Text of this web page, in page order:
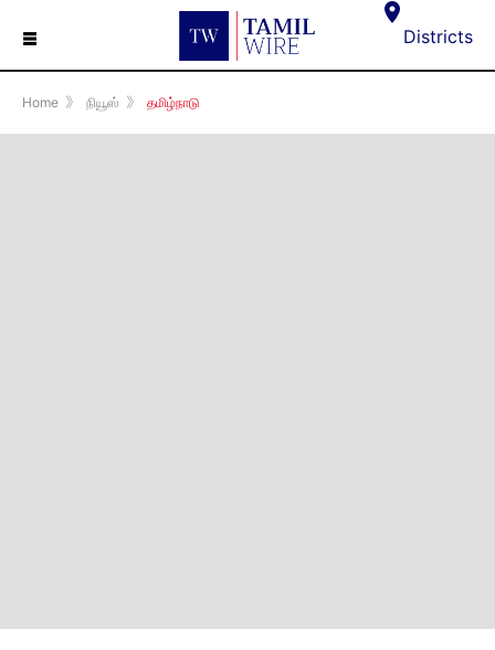
☰ Districts
Home 》 நியூஸ் 》 தமிழ்நாடு